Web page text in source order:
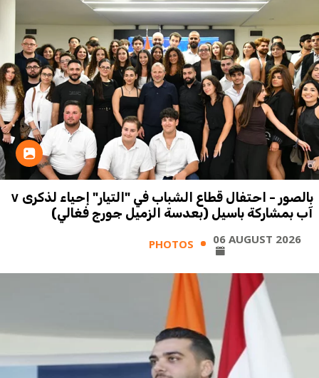
بالصور - احتفال قطاع الشباب في "التيار" إحياء لذكرى ٧
آب بمشاركة باسيل (بعدسة الزميل جورج فغالي)
PHOTOS 06 AUGUST 2026